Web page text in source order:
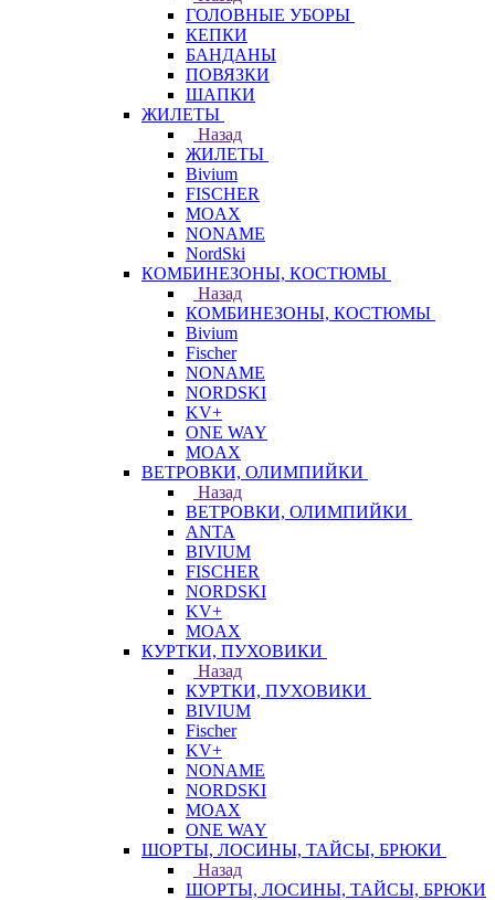
ГОЛОВНЫЕ УБОРЫ
КЕПКИ
БАНДАНЫ
ПОВЯЗКИ
ШАПКИ
ЖИЛЕТЫ
Назад
ЖИЛЕТЫ
Bivium
FISCHER
MOAX
NONAME
NordSki
КОМБИНЕЗОНЫ, КОСТЮМЫ
Назад
КОМБИНЕЗОНЫ, КОСТЮМЫ
Bivium
Fischer
NONAME
NORDSKI
KV+
ONE WAY
MOAX
ВЕТРОВКИ, ОЛИМПИЙКИ
Назад
ВЕТРОВКИ, ОЛИМПИЙКИ
ANTA
BIVIUM
FISCHER
NORDSKI
KV+
MOAX
КУРТКИ, ПУХОВИКИ
Назад
КУРТКИ, ПУХОВИКИ
BIVIUM
Fischer
KV+
NONAME
NORDSKI
MOAX
ONE WAY
ШОРТЫ, ЛОСИНЫ, ТАЙСЫ, БРЮКИ
Назад
ШОРТЫ, ЛОСИНЫ, ТАЙСЫ, БРЮКИ